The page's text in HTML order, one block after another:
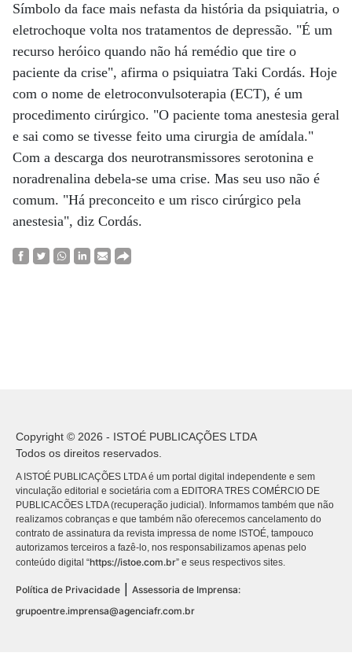
Símbolo da face mais nefasta da história da psiquiatria, o
eletrochoque volta nos tratamentos de depressão. "É um
recurso heróico quando não há remédio que tire o
paciente da crise", afirma o psiquiatra Taki Cordás. Hoje
com o nome de eletroconvulsoterapia (ECT), é um
procedimento cirúrgico. "O paciente toma anestesia geral
e sai como se tivesse feito uma cirurgia de amídala."
Com a descarga dos neurotransmissores serotonina e
noradrenalina debela-se uma crise. Mas seu uso não é
comum. "Há preconceito e um risco cirúrgico pela
anestesia", diz Cordás.
Copyright © 2026 - ISTOÉ PUBLICAÇÕES LTDA
Todos os direitos reservados.
A ISTOÉ PUBLICAÇÕES LTDA é um portal digital independente e sem
vinculação editorial e societária com a EDITORA TRES COMÉRCIO DE
PUBLICACÕES LTDA (recuperação judicial). Informamos também que não
realizamos cobranças e que também não oferecemos cancelamento do
contrato de assinatura da revista impressa de nome ISTOÉ, tampouco
autorizamos terceiros a fazê-lo, nos responsabilizamos apenas pelo
conteúdo digital “https://istoe.com.br” e seus respectivos sites.
Política de Privacidade
Assessoria de Imprensa:
grupoentre.imprensa@agenciafr.com.br